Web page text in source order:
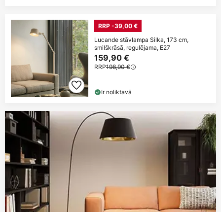
RRP -39,00 €
Lucande stāvlampa Silka, 173 cm,
smilškrāsā, regulējama, E27
159,90 €
RRP198,90 €
Ir noliktavā